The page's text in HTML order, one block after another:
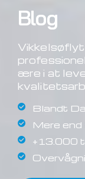
Blog
ære i at
Blandt
Mere
+13.000